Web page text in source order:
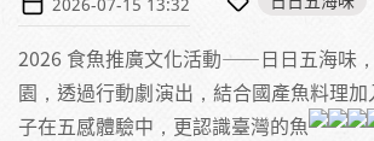
2026-07-15 13:32
2026 食魚推廣文化活動——日日五海味
園，透過行動劇演出，結合國產魚料理
子在五感體驗中，更認識臺灣的魚